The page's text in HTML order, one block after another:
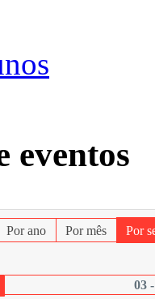
eventos
Por ano Por mês Por
03